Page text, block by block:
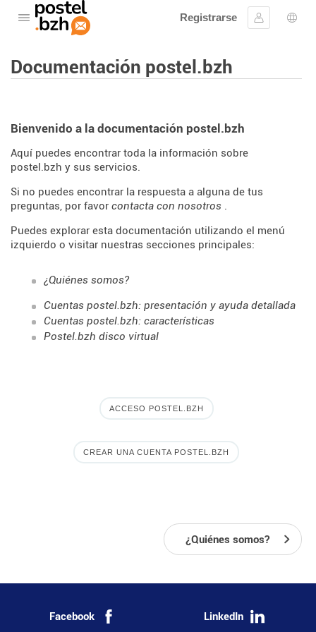
Abre el menú
Registrarse
Ingresar
Documentación postel.bzh
Bienvenido a la documentación postel.bzh
Aquí puedes encontrar toda la información sobre
postel.bzh y sus servicios.
Si no puedes encontrar la respuesta a alguna de tus
preguntas, por favor contacta con nosotros .
Puedes explorar esta documentación utilizando el menú
izquierdo o visitar nuestras secciones principales:
¿Quiénes somos?
Cuentas postel.bzh: presentación y ayuda detallada
Cuentas postel.bzh: características
Postel.bzh disco virtual
ACCESO POSTEL.BZH
CREAR UNA CUENTA POSTEL.BZH
¿Quiénes somos?
Facebook LinkedIn